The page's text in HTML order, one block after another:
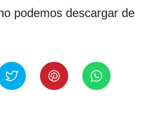
podemos descargar de